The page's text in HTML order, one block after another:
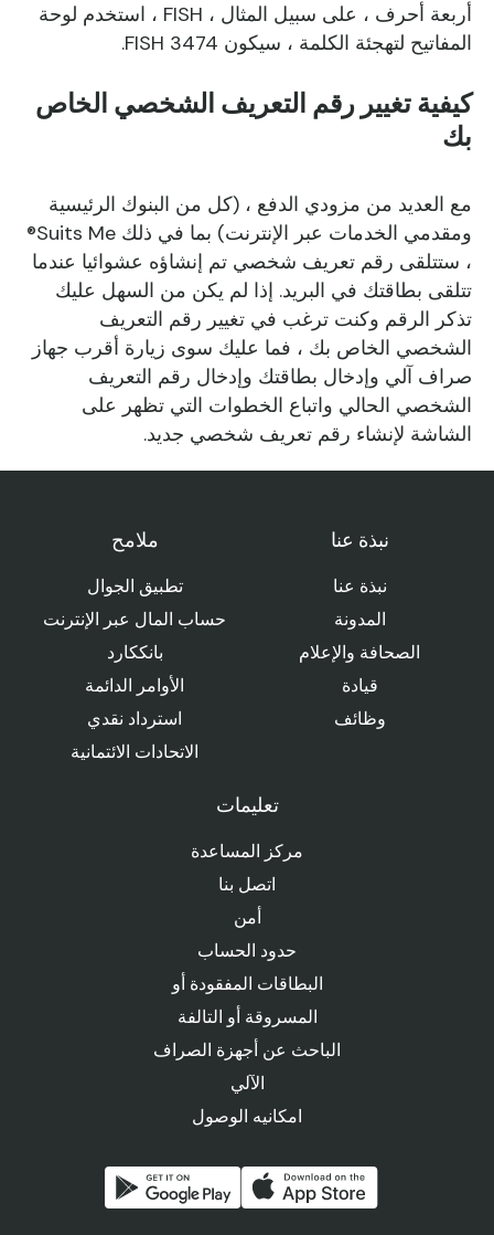
أربعة أحرف ، على سبيل المثال ، FISH ، استخدم لوحة
المفاتيح لتهجئة الكلمة ، سيكون FISH 3474.
كيفية تغيير رقم التعريف الشخصي الخاص
بك
مع العديد من مزودي الدفع ، (كل من البنوك الرئيسية
ومقدمي الخدمات عبر الإنترنت) بما في ذلك Suits Me®
، ستتلقى رقم تعريف شخصي تم إنشاؤه عشوائيا عندما
تتلقى بطاقتك في البريد. إذا لم يكن من السهل عليك
تذكر الرقم وكنت ترغب في تغيير رقم التعريف
الشخصي الخاص بك ، فما عليك سوى زيارة أقرب جهاز
صراف آلي وإدخال بطاقتك وإدخال رقم التعريف
الشخصي الحالي واتباع الخطوات التي تظهر على
الشاشة لإنشاء رقم تعريف شخصي جديد.
نبذة عنا
نبذة عنا
المدونة
الصحافة والإعلام
قيادة
وظائف
ملامح
تطبيق الجوال
حساب المال عبر الإنترنت
بانككارد
الأوامر الدائمة
استرداد نقدي
الاتحادات الائتمانية
تعليمات
مركز المساعدة
اتصل بنا
أمن
حدود الحساب
البطاقات المفقودة أو
المسروقة أو التالفة
الباحث عن أجهزة الصراف
الآلي
امكانيه الوصول